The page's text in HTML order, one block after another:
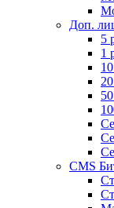
Доп.
5
1
CMS